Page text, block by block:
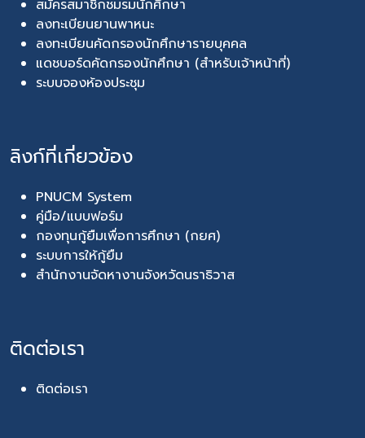
สมัครสมาชิกชมรมนักศึกษา
ลงทะเบียนยานพาหนะ
ลงทะเบียนคัดกรองนักศึกษารายบุคคล
แดชบอร์ดคัดกรองนักศึกษา (สำหรับเจ้าหน้าที่)
ระบบจองห้องประชุม
ลิงก์ที่เกี่ยวข้อง
PNUCM System
คู่มือ/แบบฟอร์ม
กองทุนกู้ยืมเพื่อการศึกษา (กยศ)
ระบบการให้กู้ยืม
สำนักงานจัดหางานจังหวัดนราธิวาส
ติดต่อเรา
ติดต่อเรา